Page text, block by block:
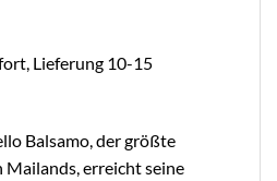
Lieferung 10-15
Balsamo, der größte
erreicht seine